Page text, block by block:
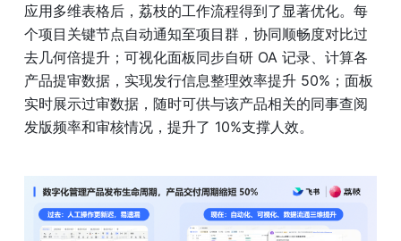
应用多维表格后，荔枝的工作流程得到了显著优化。每
个项目关键节点自动通知至项目群，协同顺畅度对比过
去几何倍提升；可视化面板同步自研 OA 记录、计算各
产品提审数据，实现发行信息整理效率提升 50%；面板
实时展示过审数据，随时可供与该产品相关的同事查阅
发版频率和审核情况，提升了 10%支撑人效。